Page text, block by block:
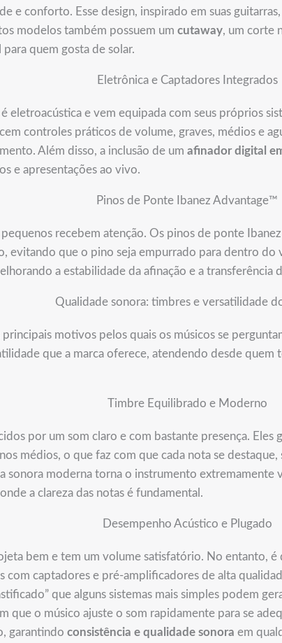
e conforto. Esse design, inspirado em suas
modelos também possuem um cutaway, um corte
quem gosta de solar.
Eletrônica e Captadores Integrados
eletroacústica e vem equipada com seus próprios
controles práticos de volume, graves, médios e
Além disso, a inclusão de um afinador digital
e apresentações ao vivo.
Pinos de Ponte Ibanez Advantage™
recebem atenção. Os pinos de ponte
evitando que o pino seja empurrado para dentro do
a estabilidade da afinação e a transferência
Qualidade sonora: timbres e versatilidade
motivos pelos quais os músicos se
que a marca oferece, atendendo desde quem
Timbre Equilibrado e Moderno
por um som claro e com bastante presença. Eles
médios, o que faz com que cada nota se
sonora moderna torna o instrumento
a clareza das notas é fundamental.
Desempenho Acústico e Plugado
bem e tem um volume satisfatório. No entanto,
com captadores e pré-amplificadores de alta
que alguns sistemas mais simples podem
que o músico ajuste o som rapidamente para se
garantindo consistência e qualidade sonora em